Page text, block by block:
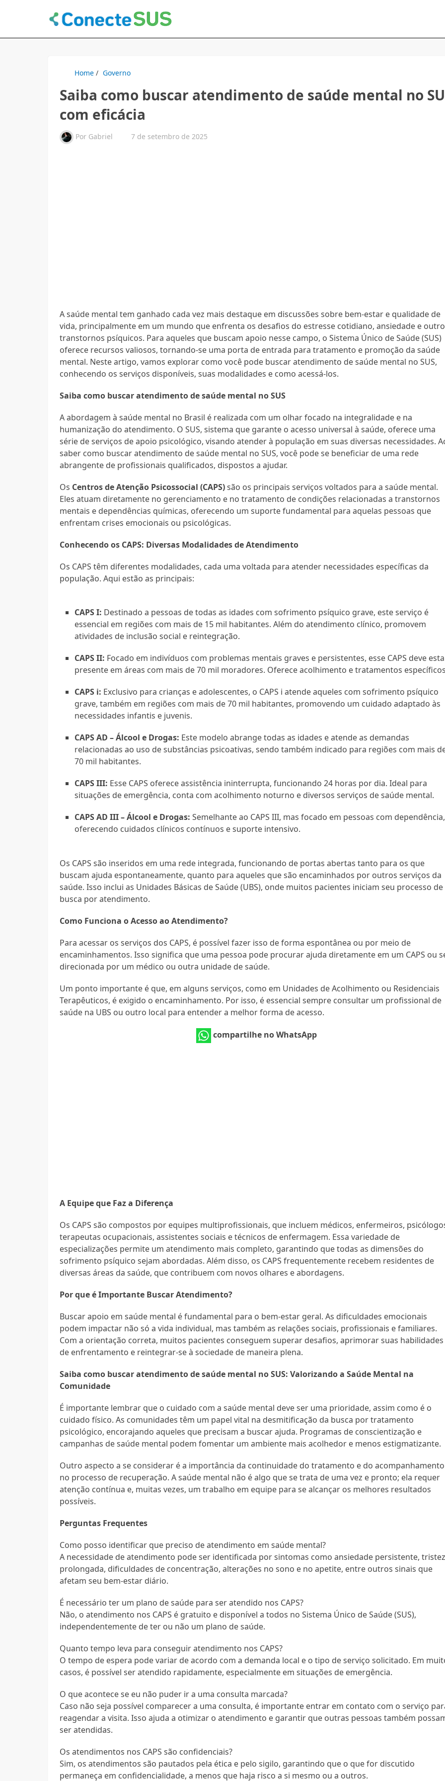
Home / Governo
Saiba como buscar atendimento de saúde mental no
com eficácia
Por Gabriel 7 de setembro de 2025
A saúde mental tem ganhado cada vez mais destaque em discussões sobre bem-estar e qualidade de
vida, principalmente em um mundo que enfrenta os desafios do estresse cotidiano, ansiedade e
transtornos psíquicos. Para aqueles que buscam apoio nesse campo, o Sistema Único de Saúde (SUS)
oferece recursos valiosos, tornando-se uma porta de entrada para tratamento e promoção da saúde
mental. Neste artigo, vamos explorar como você pode buscar atendimento de saúde mental no SUS,
conhecendo os serviços disponíveis, suas modalidades e como acessá-los.
Saiba como buscar atendimento de saúde mental no SUS
A abordagem à saúde mental no Brasil é realizada com um olhar focado na integralidade e na
humanização do atendimento. O SUS, sistema que garante o acesso universal à saúde, oferece uma
série de serviços de apoio psicológico, visando atender à população em suas diversas necessidades.
saber como buscar atendimento de saúde mental no SUS, você pode se beneficiar de uma rede
abrangente de profissionais qualificados, dispostos a ajudar.
Os Centros de Atenção Psicossocial (CAPS)são os principais serviços voltados para a saúde mental.
Eles atuam diretamente no gerenciamento e no tratamento de condições relacionadas a transtornos
mentais e dependências químicas, oferecendo um suporte fundamental para aquelas pessoas que
enfrentam crises emocionais ou psicológicas.
Conhecendo os CAPS: Diversas Modalidades de Atendimento
Os CAPS têm diferentes modalidades, cada uma voltada para atender necessidades específicas da
população. Aqui estão as principais:
CAPS I: Destinado a pessoas de todas as idades com sofrimento psíquico grave, este serviço é
essencial em regiões com mais de 15 mil habitantes. Além do atendimento clínico, promovem
atividades de inclusão social e reintegração.
CAPS II: Focado em indivíduos com problemas mentais graves e persistentes, esse CAPS deve
presente em áreas com mais de 70 mil moradores. Oferece acolhimento e tratamentos
CAPS i: Exclusivo para crianças e adolescentes, o CAPS i atende aqueles com sofrimento psíquico
grave, também em regiões com mais de 70 mil habitantes, promovendo um cuidado adaptado às
necessidades infantis e juvenis.
CAPS AD – Álcool e Drogas: Este modelo abrange todas as idades e atende as demandas
relacionadas ao uso de substâncias psicoativas, sendo também indicado para regiões com mais
70 mil habitantes.
CAPS III: Esse CAPS oferece assistência ininterrupta, funcionando 24 horas por dia. Ideal para
situações de emergência, conta com acolhimento noturno e diversos serviços de saúde mental.
CAPS AD III – Álcool e Drogas: Semelhante ao CAPS III, mas focado em pessoas com dependência,
oferecendo cuidados clínicos contínuos e suporte intensivo.
Os CAPS são inseridos em uma rede integrada, funcionando de portas abertas tanto para os que
buscam ajuda espontaneamente, quanto para aqueles que são encaminhados por outros serviços da
saúde. Isso inclui as Unidades Básicas de Saúde (UBS), onde muitos pacientes iniciam seu processo de
busca por atendimento.
Como Funciona o Acesso ao Atendimento?
Para acessar os serviços dos CAPS, é possível fazer isso de forma espontânea ou por meio de
encaminhamentos. Isso significa que uma pessoa pode procurar ajuda diretamente em um CAPS ou
direcionada por um médico ou outra unidade de saúde.
Um ponto importante é que, em alguns serviços, como em Unidades de Acolhimento ou Residenciais
Terapêuticos, é exigido o encaminhamento. Por isso, é essencial sempre consultar um profissional de
saúde na UBS ou outro local para entender a melhor forma de acesso.
compartilhe no WhatsApp
A Equipe que Faz a Diferença
Os CAPS são compostos por equipes multiprofissionais, que incluem médicos, enfermeiros,
terapeutas ocupacionais, assistentes sociais e técnicos de enfermagem. Essa variedade de
especializações permite um atendimento mais completo, garantindo que todas as dimensões do
sofrimento psíquico sejam abordadas. Além disso, os CAPS frequentemente recebem residentes de
diversas áreas da saúde, que contribuem com novos olhares e abordagens.
Por que é Importante Buscar Atendimento?
Buscar apoio em saúde mental é fundamental para o bem-estar geral. As dificuldades emocionais
podem impactar não só a vida individual, mas também as relações sociais, profissionais e familiares.
Com a orientação correta, muitos pacientes conseguem superar desafios, aprimorar suas habilidades
de enfrentamento e reintegrar-se à sociedade de maneira plena.
Saiba como buscar atendimento de saúde mental no SUS: Valorizando a Saúde Mental na
Comunidade
É importante lembrar que o cuidado com a saúde mental deve ser uma prioridade, assim como é o
cuidado físico. As comunidades têm um papel vital na desmitificação da busca por tratamento
psicológico, encorajando aqueles que precisam a buscar ajuda. Programas de conscientização e
campanhas de saúde mental podem fomentar um ambiente mais acolhedor e menos estigmatizante.
Outro aspecto a se considerar é a importância da continuidade do tratamento e do acompanhamento
no processo de recuperação. A saúde mental não é algo que se trata de uma vez e pronto; ela requer
atenção contínua e, muitas vezes, um trabalho em equipe para se alcançar os melhores resultados
possíveis.
Perguntas Frequentes
Como posso identificar que preciso de atendimento em saúde mental?
A necessidade de atendimento pode ser identificada por sintomas como ansiedade persistente,
prolongada, dificuldades de concentração, alterações no sono e no apetite, entre outros sinais que
afetam seu bem-estar diário.
É necessário ter um plano de saúde para ser atendido nos CAPS?
Não, o atendimento nos CAPS é gratuito e disponível a todos no Sistema Único de Saúde (SUS),
independentemente de ter ou não um plano de saúde.
Quanto tempo leva para conseguir atendimento nos CAPS?
O tempo de espera pode variar de acordo com a demanda local e o tipo de serviço solicitado. Em
casos, é possível ser atendido rapidamente, especialmente em situações de emergência.
O que acontece se eu não puder ir a uma consulta marcada?
Caso não seja possível comparecer a uma consulta, é importante entrar em contato com o serviço
reagendar a visita. Isso ajuda a otimizar o atendimento e garantir que outras pessoas também
ser atendidas.
Os atendimentos nos CAPS são confidenciais?
Sim, os atendimentos são pautados pela ética e pelo sigilo, garantindo que o que for discutido
permaneça em confidencialidade, a menos que haja risco a si mesmo ou a outros.